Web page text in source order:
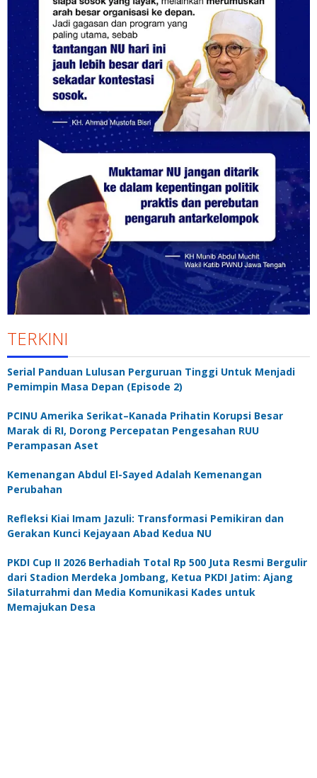
TERKINI
Serial Panduan Lulusan Perguruan Tinggi Untuk Menjadi
Pemimpin Masa Depan (Episode 2)
PCINU Amerika Serikat–Kanada Prihatin Korupsi Besar
Marak di RI, Dorong Percepatan Pengesahan RUU
Perampasan Aset
Kemenangan Abdul El-Sayed Adalah Kemenangan
Perubahan
Refleksi Kiai Imam Jazuli: Transformasi Pemikiran dan
Gerakan Kunci Kejayaan Abad Kedua NU
PKDI Cup II 2026 Berhadiah Total Rp 500 Juta Resmi Bergulir
dari Stadion Merdeka Jombang, Ketua PKDI Jatim: Ajang
Silaturrahmi dan Media Komunikasi Kades untuk
Memajukan Desa